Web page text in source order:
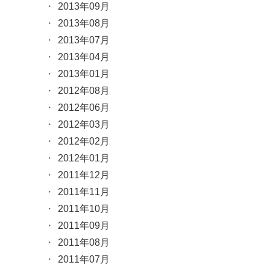
2013年09月
2013年08月
2013年07月
2013年04月
2013年01月
2012年08月
2012年06月
2012年03月
2012年02月
2012年01月
2011年12月
2011年11月
2011年10月
2011年09月
2011年08月
2011年07月